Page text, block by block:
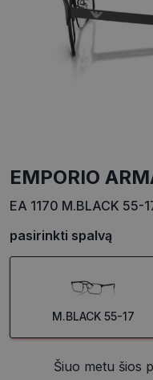
EMPORIO
EA 1170 M.BLACK 55-
pasirinkti spalvą
M.BLACK 55-17
Šiuo metu šios